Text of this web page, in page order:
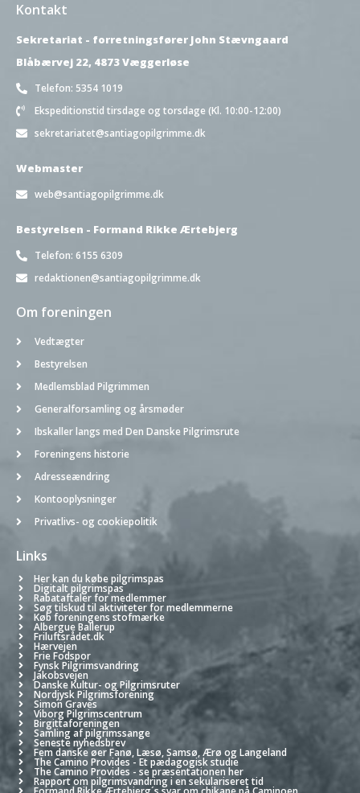
Kontakt
Sekretariat - forretningsfører John Stævngaard
Blåbærvej 22, 4873 Væggerløse
Telefon: 5354 1019
Ekspeditionstid tirsdage og torsdage (Kl. 10:00-12:00)
sekretariatet@santiagopilgrimme.dk
Webmaster
web@santiagopilgrimme.dk
Bestyrelsen - Formand Rikke Ærtebjerg
Telefon: 6155 6309
redaktionen@santiagopilgrimme.dk
Om foreningen
Vedtægter
Bestyrelsen
Medlemsblad Pilgrimmen
Generalforsamling og årsmøder
Ibskaller langs med Den Danske Pilgrimsrute
Foreningens historie
Adresseændring
Kontooplysninger
Privatlivs- og cookiepolitik
Links
Her kan du købe pilgrimspas
Digitalt pilgrimspas
Rabataftaler for medlemmer
Søg tilskud til aktiviteter for medlemmerne
Køb foreningens stofmærke
Albergue Ballerup
Friluftsrådet.dk
Hærvejen
Frie Fodspor
Fynsk Pilgrimsvandring
Jakobsvejen
Danske Kultur- og Pilgrimsruter
Nordjysk Pilgrimsforening
Simon Graves
Viborg Pilgrimscentrum
Birgittaforeningen
Samling af pilgrimssange
Seneste nyhedsbrev
Fem danske øer Fanø, Læsø, Samsø, Ærø og Langeland
The Camino Provides - Et pædagogisk studie
The Camino Provides - se præsentationen her
Rapport om pilgrimsvandring i en sekulariseret tid